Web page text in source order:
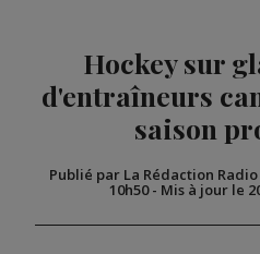
Hockey sur
d'entraîneurs
saison
Publié par La Rédaction
10h50- Mis à jour le